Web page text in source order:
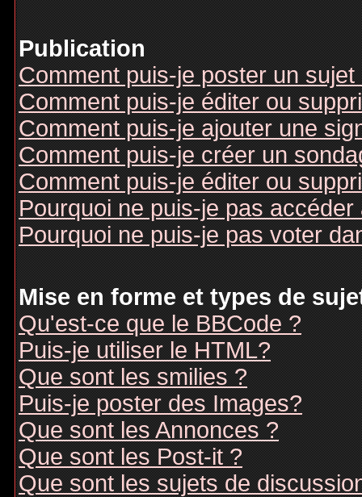
Publication
Comment puis-je poster un
Comment puis-je éditer ou
Comment puis-je ajouter une
Comment puis-je créer un
Comment puis-je éditer ou
Pourquoi ne puis-je pas accéder
Pourquoi ne puis-je pas voter
Mise en forme et types de
Qu'est-ce que le BBCode ?
Puis-je utiliser le HTML?
Que sont les smilies ?
Puis-je poster des Images?
Que sont les Annonces ?
Que sont les Post-it ?
Que sont les sujets de